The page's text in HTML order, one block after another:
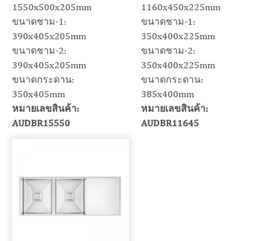
1550x500x205mm
ขนาดชาม-1:
390x405x205mm
ขนาดชาม-2:
390x405x205mm
ขนาดกระดาน:
350x405mm
หมายเลขสินค้า:
AUDBR15550
1160x450x225mm
ขนาดชาม-1:
350x400x225mm
ขนาดชาม-2:
350x400x225mm
ขนาดกระดาน:
385x400mm
หมายเลขสินค้า:
AUDBR11645